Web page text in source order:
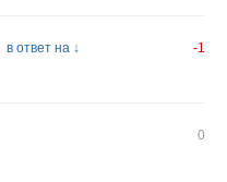
в ответ на ↓
-1
0